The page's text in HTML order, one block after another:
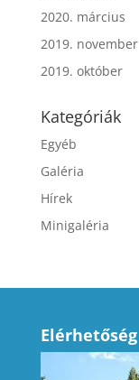
2020. március
2019. november
2019. október
Kategóriák
Egyéb
Galéria
Hírek
Minigaléria
Elérhetőség